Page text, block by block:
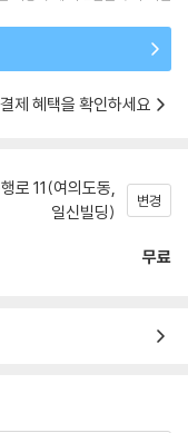
제 혜택을 확인하세요
로 11(여의도동,
일신빌딩)
변경
무료